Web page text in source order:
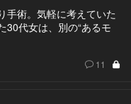
手術。気軽に考えていた
30代女は、別の“あるモ
11